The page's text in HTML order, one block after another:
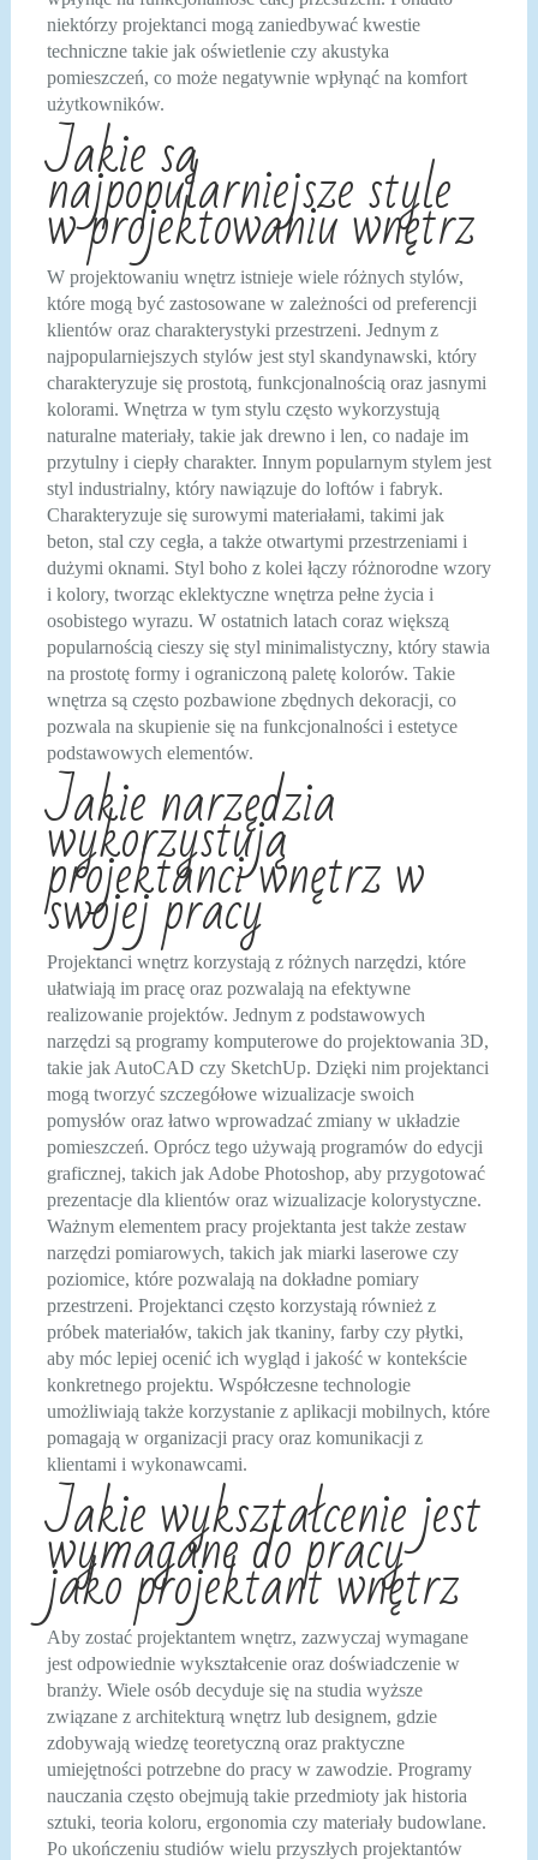
niektórzy projektanci mogą zaniedbywać kwestie
techniczne takie jak oświetlenie czy akustyka
pomieszczeń, co może negatywnie wpłynąć na komfort
użytkowników.
Jakie są
najpopularniejsze style
w projektowaniu wnętrz
W projektowaniu wnętrz istnieje wiele różnych stylów,
które mogą być zastosowane w zależności od preferencji
klientów oraz charakterystyki przestrzeni. Jednym z
najpopularniejszych stylów jest styl skandynawski, który
charakteryzuje się prostotą, funkcjonalnością oraz jasnymi
kolorami. Wnętrza w tym stylu często wykorzystują
naturalne materiały, takie jak drewno i len, co nadaje im
przytulny i ciepły charakter. Innym popularnym stylem jest
styl industrialny, który nawiązuje do loftów i fabryk.
Charakteryzuje się surowymi materiałami, takimi jak
beton, stal czy cegła, a także otwartymi przestrzeniami i
dużymi oknami. Styl boho z kolei łączy różnorodne wzory
i kolory, tworząc eklektyczne wnętrza pełne życia i
osobistego wyrazu. W ostatnich latach coraz większą
popularnością cieszy się styl minimalistyczny, który stawia
na prostotę formy i ograniczoną paletę kolorów. Takie
wnętrza są często pozbawione zbędnych dekoracji, co
pozwala na skupienie się na funkcjonalności i estetyce
podstawowych elementów.
Jakie narzędzia
wykorzystują
projektanci wnętrz w
swojej pracy
Projektanci wnętrz korzystają z różnych narzędzi, które
ułatwiają im pracę oraz pozwalają na efektywne
realizowanie projektów. Jednym z podstawowych
narzędzi są programy komputerowe do projektowania 3D,
takie jak AutoCAD czy SketchUp. Dzięki nim projektanci
mogą tworzyć szczegółowe wizualizacje swoich
pomysłów oraz łatwo wprowadzać zmiany w układzie
pomieszczeń. Oprócz tego używają programów do edycji
graficznej, takich jak Adobe Photoshop, aby przygotować
prezentacje dla klientów oraz wizualizacje kolorystyczne.
Ważnym elementem pracy projektanta jest także zestaw
narzędzi pomiarowych, takich jak miarki laserowe czy
poziomice, które pozwalają na dokładne pomiary
przestrzeni. Projektanci często korzystają również z
próbek materiałów, takich jak tkaniny, farby czy płytki,
aby móc lepiej ocenić ich wygląd i jakość w kontekście
konkretnego projektu. Współczesne technologie
umożliwiają także korzystanie z aplikacji mobilnych, które
pomagają w organizacji pracy oraz komunikacji z
klientami i wykonawcami.
Jakie wykształcenie jest
wymagane do pracy
jako projektant wnętrz
Aby zostać projektantem wnętrz, zazwyczaj wymagane
jest odpowiednie wykształcenie oraz doświadczenie w
branży. Wiele osób decyduje się na studia wyższe
związane z architekturą wnętrz lub designem, gdzie
zdobywają wiedzę teoretyczną oraz praktyczne
umiejętności potrzebne do pracy w zawodzie. Programy
nauczania często obejmują takie przedmioty jak historia
sztuki, teoria koloru, ergonomia czy materiały budowlane.
Po ukończeniu studiów wielu przyszłych projektantów